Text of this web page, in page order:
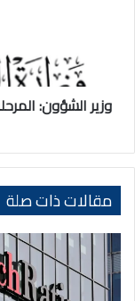
الإنجاز
وزير الشؤون:
مقالات ذات صلة